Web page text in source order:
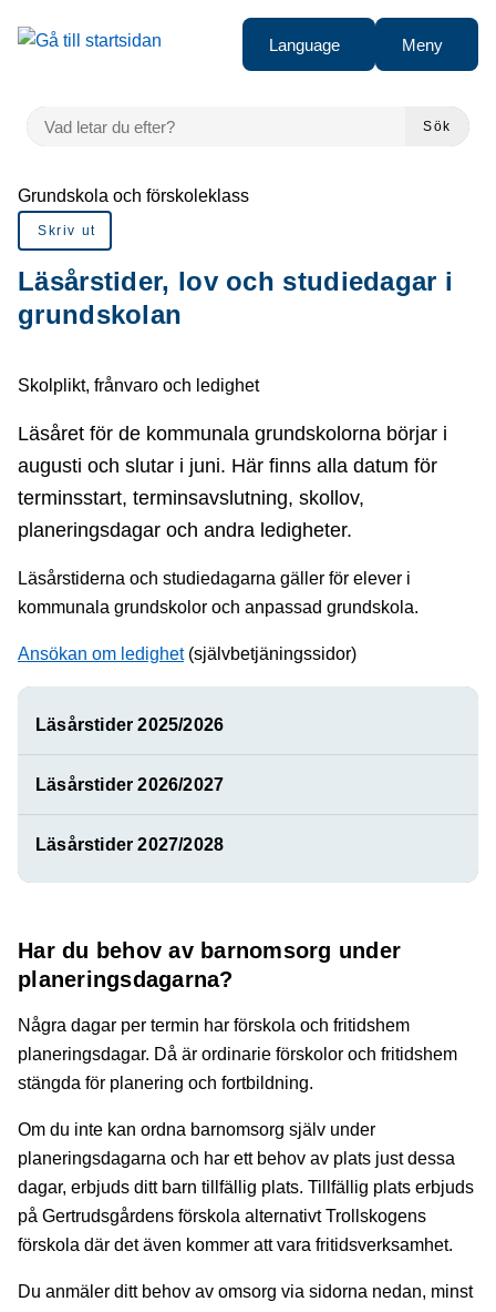
Gå till innehåll
till sidomeny
Language Meny
VAD LETAR DU EFTER?
Sök
Du är här:
Grundskola och förskoleklass
Skriv ut
Läsårstider, lov och studiedagar i
grundskolan
Skolplikt, frånvaro och ledighet
Läsåret för de kommunala grundskolorna börjar i
augusti och slutar i juni. Här finns alla datum för
terminsstart, terminsavslutning, skollov,
planeringsdagar och andra ledigheter.
Läsårstiderna och studiedagarna gäller för elever i
kommunala grundskolor och anpassad grundskola.
Ansökan om ledighet(självbetjäningssidor)
Läsårstider 2025/2026
Läsårstider 2026/2027
Läsårstider 2027/2028
Har du behov av barnomsorg under
planeringsdagarna?
Några dagar per termin har förskola och fritidshem
planeringsdagar. Då är ordinarie förskolor och fritidshem
stängda för planering och fortbildning.
Om du inte kan ordna barnomsorg själv under
planeringsdagarna och har ett behov av plats just dessa
dagar, erbjuds ditt barn tillfällig plats. Tillfällig plats erbjuds
på Gertrudsgårdens förskola alternativt Trollskogens
förskola där det även kommer att vara fritidsverksamhet.
Du anmäler ditt behov av omsorg via sidorna nedan, minst